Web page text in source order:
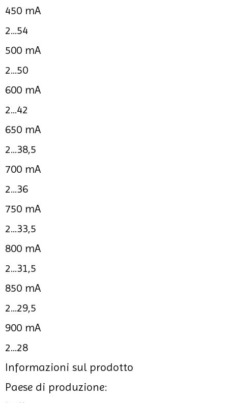
450 mA
2...54
500 mA
2...50
600 mA
2...42
650 mA
2...38,5
700 mA
2...36
750 mA
2...33,5
800 mA
2...31,5
850 mA
2...29,5
900 mA
2...28
Informazioni sul prodotto
Paese di produzione: